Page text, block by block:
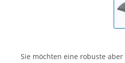
Sie möchten eine robuste aber